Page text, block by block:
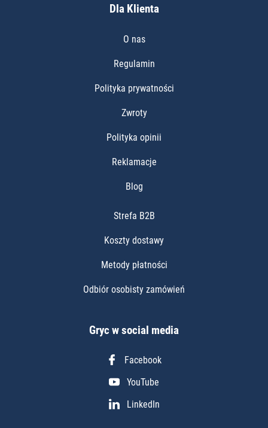
Dla Klienta
O nas
Regulamin
Polityka prywatności
Zwroty
Polityka opinii
Reklamacje
Blog
Strefa B2B
Koszty dostawy
Metody płatności
Odbiór osobisty zamówień
Gryc w social media
Facebook
YouTube
LinkedIn